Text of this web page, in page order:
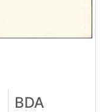
BDA